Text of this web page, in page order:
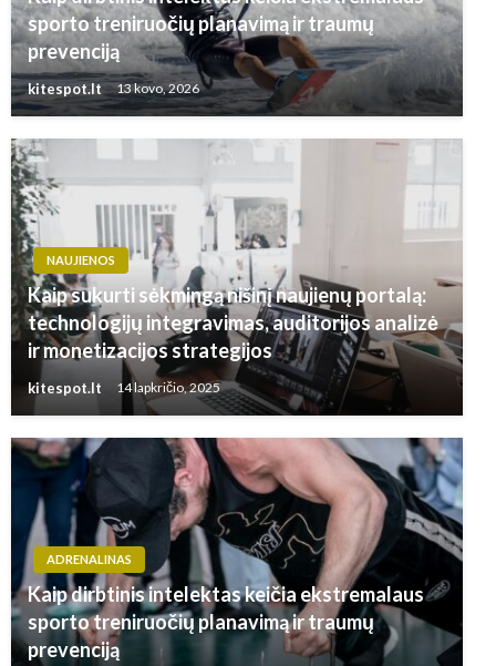
sporto treniruočių planavimą ir traumų
prevenciją
kitespot.lt 13 kovo, 2026
NAUJIENOS
Kaip sukurti sėkmingą nišinį naujienų portalą:
technologijų integravimas, auditorijos analizė
ir monetizacijos strategijos
kitespot.lt 14 lapkričio, 2025
ADRENALINAS
Kaip dirbtinis intelektas keičia ekstremalaus
sporto treniruočių planavimą ir traumų
prevenciją